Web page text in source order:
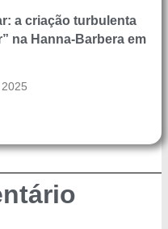
a criação turbulenta
na Hanna-Barbera em